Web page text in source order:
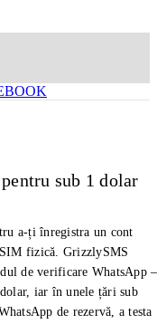
sub 1 dolar
a-ți înregistra un cont
fizică. GrizzlySMS
de verificare WhatsApp
iar în unele țări sub
de rezervă, a testa